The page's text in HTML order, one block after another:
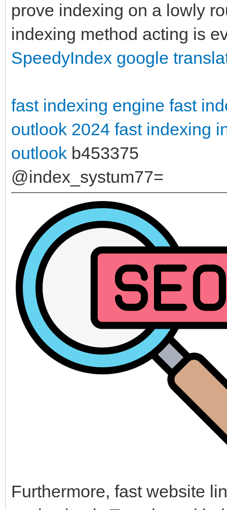
prove indexing on a lowly
indexing method acting is
SpeedyIndex google
fast indexing engine fast
outlook 2024 fast indexing
outlook b453375
@index_systum77=
Furthermore, fast website